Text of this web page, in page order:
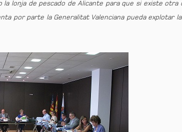
la lonja de pescado de Alicante para que si existe
por parte la Generalitat Valenciana pueda